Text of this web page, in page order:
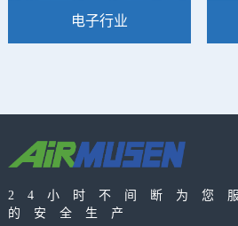
水或油的压缩空气都可能导
致生产停机时间的增加和废
品率的上升。
电子行业
24小时不间断为您
的安全生产